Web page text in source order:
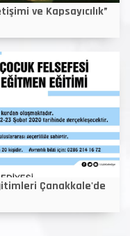
ve Kapsayıcılık”
Çanakkale'de